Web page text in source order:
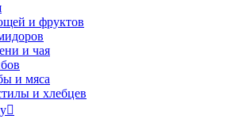
и фруктов
и чая
и мяса
и хлебцев